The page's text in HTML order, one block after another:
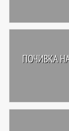
ПОЧИВКА